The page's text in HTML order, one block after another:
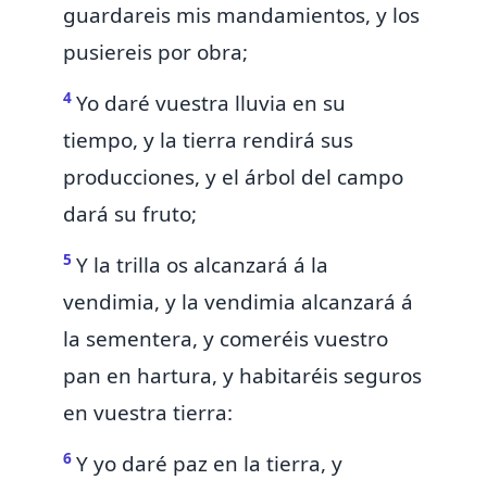
guardareis mis mandamientos, y los
pusiereis por obra;
4 Yo daré vuestra lluvia en su
tiempo, y la tierra rendirá sus
producciones, y el árbol del campo
dará su fruto;
5 Y la trilla os alcanzará á la
vendimia, y la vendimia alcanzará á
la sementera, y comeréis vuestro
pan en hartura, y habitaréis seguros
en vuestra tierra:
6 Y yo daré paz en la tierra, y